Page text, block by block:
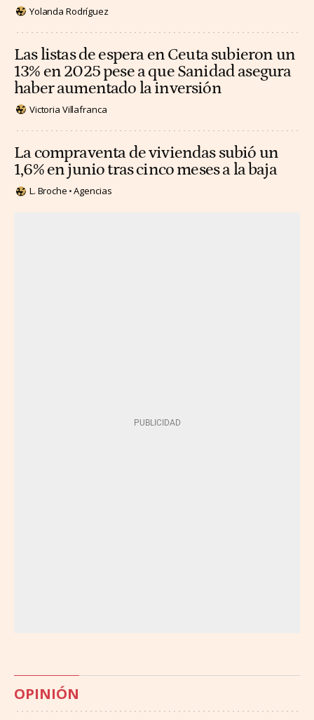
Yolanda Rodríguez
Las listas de espera en Ceuta subieron un
13% en 2025 pese a que Sanidad asegura
haber aumentado la inversión
Victoria Villafranca
La compraventa de viviendas subió un
1,6% en junio tras cinco meses a la baja
L. Broche Agencias
OPINIÓN